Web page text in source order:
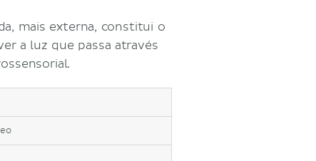
mais externa, constitui o
a luz que passa através